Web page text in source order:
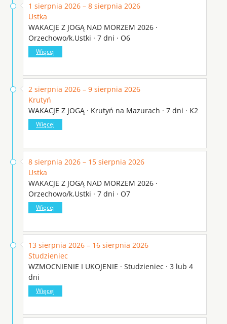
1 sierpnia 2026 – 8 sierpnia 2026
Ustka
WAKACJE Z JOGĄ NAD MORZEM 2026 ·
Orzechowo/k.Ustki · 7 dni · O6
Więcej
2 sierpnia 2026 – 9 sierpnia 2026
Krutyń
WAKACJE Z JOGĄ · Krutyń na Mazurach · 7 dni · K2
Więcej
8 sierpnia 2026 – 15 sierpnia 2026
Ustka
WAKACJE Z JOGĄ NAD MORZEM 2026 ·
Orzechowo/k.Ustki · 7 dni · O7
Więcej
13 sierpnia 2026 – 16 sierpnia 2026
Studzieniec
WZMOCNIENIE I UKOJENIE · Studzieniec · 3 lub 4
dni
Więcej